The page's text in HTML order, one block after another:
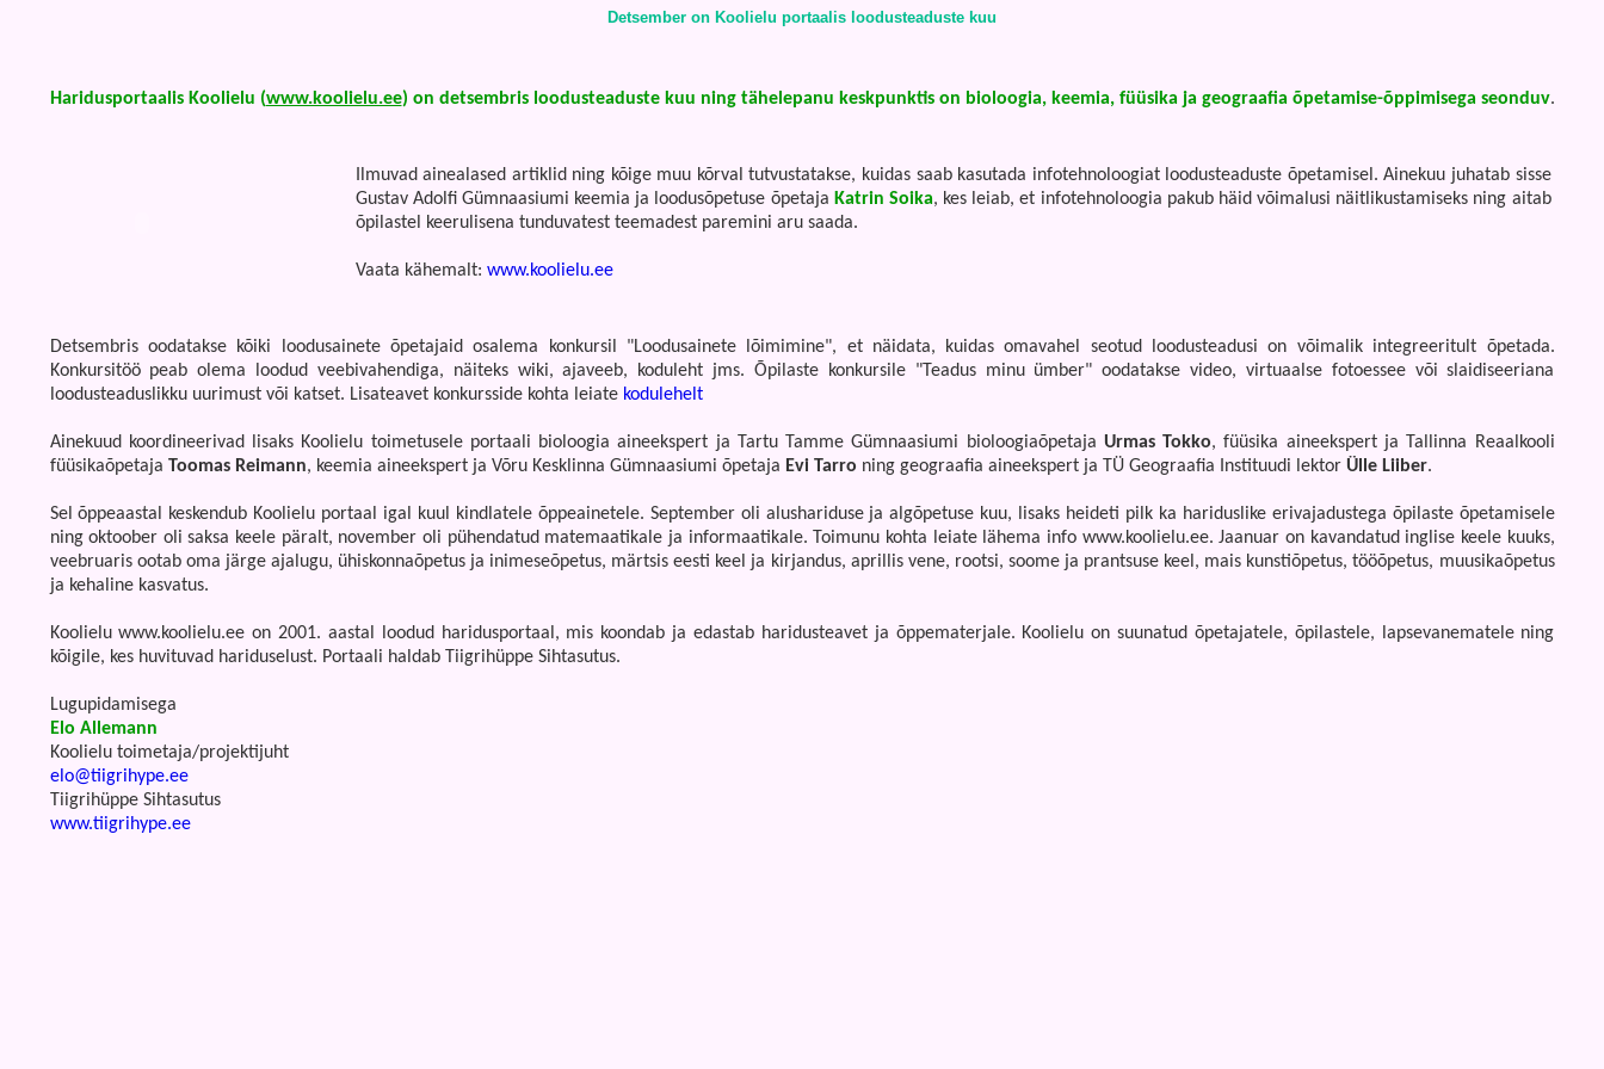
Detsember on Koolielu portaalis loodusteaduste kuu
Haridusportaalis Koolielu (www.koolielu.ee) on detsembris loodusteaduste kuu ning tähelepanu keskpunktis on bioloogia, keemia, füüsika ja geograafia õpetamise-õppimisega seonduv.
Ilmuvad ainealased artiklid ning kõige muu kõrval tutvustatakse, kuidas saab kasutada infotehnoloogiat loodusteaduste õpetamisel. Ainekuu juhatab sisse
Gustav Adolfi Gümnaasiumi keemia ja loodusõpetuse õpetaja Katrin Soika, kes leiab, et infotehnoloogia pakub häid võimalusi näitlikustamiseks ning aitab
õpilastel keerulisena tunduvatest teemadest paremini aru saada.
Vaata kähemalt: www.koolielu.ee
Detsembris oodatakse kõiki loodusainete õpetajaid osalema konkursil "Loodusainete lõimimine", et näidata, kuidas omavahel seotud loodusteadusi on võimalik integreeritult õpetada.
Konkursitöö peab olema loodud veebivahendiga, näiteks wiki, ajaveeb, koduleht jms. Õpilaste konkursile "Teadus minu ümber" oodatakse video, virtuaalse fotoessee või slaidiseeriana
loodusteaduslikku uurimust või katset. Lisateavet konkursside kohta leiate kodulehelt
Ainekuud koordineerivad lisaks Koolielu toimetusele portaali bioloogia aineekspert ja Tartu Tamme Gümnaasiumi bioloogiaõpetaja Urmas Tokko, füüsika aineekspert ja Tallinna Reaalkooli
füüsikaõpetaja Toomas Reimann, keemia aineekspert ja Võru Kesklinna Gümnaasiumi õpetaja Evi Tarro ning geograafia aineekspert ja TÜ Geograafia Instituudi lektor Ülle Liiber.
Sel õppeaastal keskendub Koolielu portaal igal kuul kindlatele õppeainetele. September oli alushariduse ja algõpetuse kuu, lisaks heideti pilk ka hariduslike erivajadustega õpilaste õpetamisele
ning oktoober oli saksa keele päralt, november oli pühendatud matemaatikale ja informaatikale. Toimunu kohta leiate lähema info www.koolielu.ee. Jaanuar on kavandatud inglise keele kuuks,
veebruaris ootab oma järge ajalugu, ühiskonnaõpetus ja inimeseõpetus, märtsis eesti keel ja kirjandus, aprillis vene, rootsi, soome ja prantsuse keel, mais kunstiõpetus, tööõpetus, muusikaõpetus
ja kehaline kasvatus.
Koolielu www.koolielu.ee on 2001. aastal loodud haridusportaal, mis koondab ja edastab haridusteavet ja õppematerjale. Koolielu on suunatud õpetajatele, õpilastele, lapsevanematele ning
kõigile, kes huvituvad hariduselust. Portaali haldab Tiigrihüppe Sihtasutus.
Lugupidamisega
Elo Allemann
Koolielu toimetaja/projektijuht
elo@tiigrihype.ee
Tiigrihüppe Sihtasutus
www.tiigrihype.ee